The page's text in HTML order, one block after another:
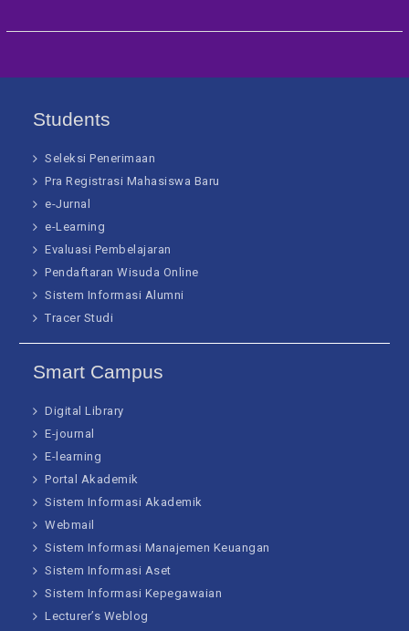
Students
Seleksi Penerimaan
Pra Registrasi Mahasiswa Baru
e-Jurnal
e-Learning
Evaluasi Pembelajaran
Pendaftaran Wisuda Online
Sistem Informasi Alumni
Tracer Studi
Smart Campus
Digital Library
E-journal
E-learning
Portal Akademik
Sistem Informasi Akademik
Webmail
Sistem Informasi Manajemen Keuangan
Sistem Informasi Aset
Sistem Informasi Kepegawaian
Lecturer’s Weblog